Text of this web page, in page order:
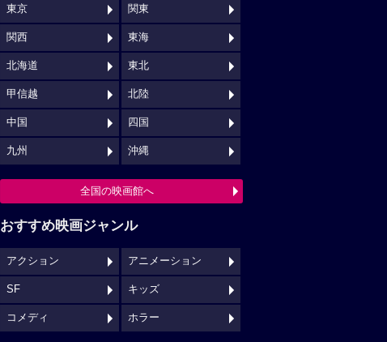
東京 関東
関西 東海
北海道 東北
甲信越 北陸
中国 四国
九州 沖縄
全国の映画館へ
おすすめ映画ジャンル
アクション アニメーション
SF キッズ
コメディ ホラー